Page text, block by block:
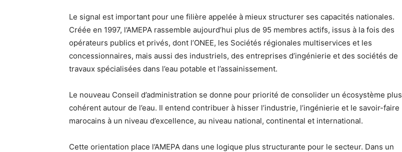
Le signal est important pour une filière appelée à mieux structurer ses capacités nationales.
Créée en 1997, l’AMEPA rassemble aujourd’hui plus de 95 membres actifs, issus à la fois des
opérateurs publics et privés, dont l’ONEE, les Sociétés régionales multiservices et les
concessionnaires, mais aussi des industriels, des entreprises d’ingénierie et des sociétés de
travaux spécialisées dans l’eau potable et l’assainissement.
Le nouveau Conseil d’administration se donne pour priorité de consolider un écosystème plus
cohérent autour de l’eau. Il entend contribuer à hisser l’industrie, l’ingénierie et le savoir-faire
marocains à un niveau d’excellence, au niveau national, continental et international.
Cette orientation place l’AMEPA dans une logique plus structurante pour le secteur. Dans un